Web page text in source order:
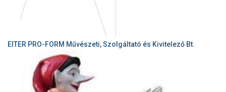
EITER PRO-FORM Művészeti, Szolgáltató és Kivitelező Bt.